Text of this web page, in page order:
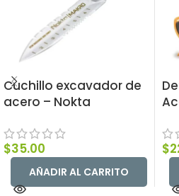
Cuchillo excavador de
acero – Nokta
$35.00
AÑADIR AL CARRITO
$